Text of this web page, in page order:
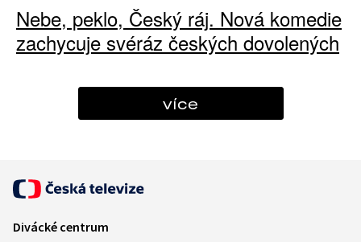
Nebe, peklo, Český ráj. Nová komedie
zachycuje svéráz českých dovolených
více